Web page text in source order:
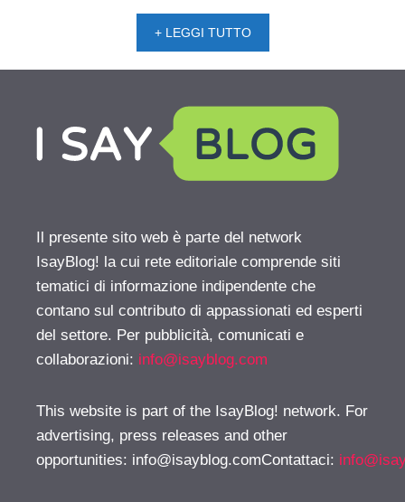
+ LEGGI TUTTO
Il presente sito web è parte del network
IsayBlog! la cui rete editoriale comprende siti
tematici di informazione indipendente che
contano sul contributo di appassionati ed esperti
del settore. Per pubblicità, comunicati e
collaborazioni: info@isayblog.com
This website is part of the IsayBlog! network. For
advertising, press releases and other
opportunities: info@isayblog.comContattaci: